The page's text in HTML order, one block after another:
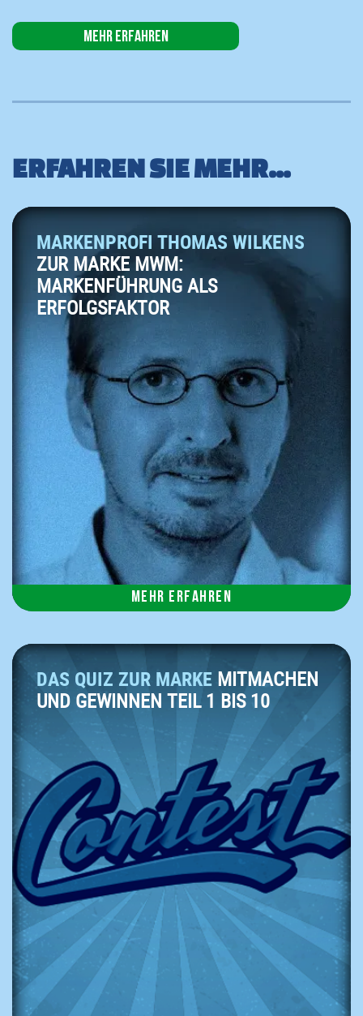
Mehr erfahren
ERFAHREN SIE MEHR...
MARKENPROFI THOMAS WILKENS
ZUR MARKE MWM:
MARKENFÜHRUNG ALS
ERFOLGSFAKTOR
Mehr erfahren
DAS QUIZ ZUR MARKE MITMACHEN
UND GEWINNEN TEIL 1 BIS 10